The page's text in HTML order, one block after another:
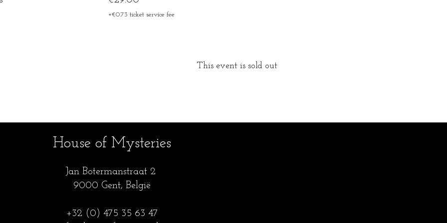
+€0.73 ticket service fee
This event is sold out
House of Mysteries
Jan Botermanstraat 2
9000 Gent, België
+32 (0) 475 35 63 47